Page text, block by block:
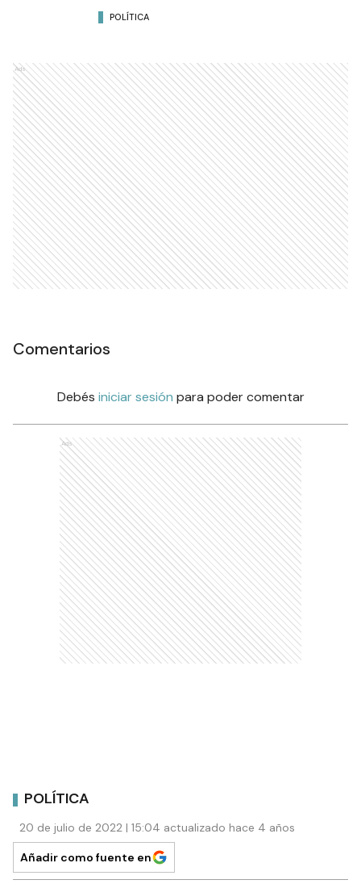
POLÍTICA
Ads
Comentarios
Debés iniciar sesión para poder comentar
Ads
POLÍTICA
20 de julio de 2022 | 15:04 actualizado hace 4 años
Añadir como fuente en